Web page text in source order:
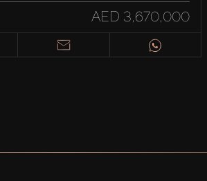
AED 3,670,000